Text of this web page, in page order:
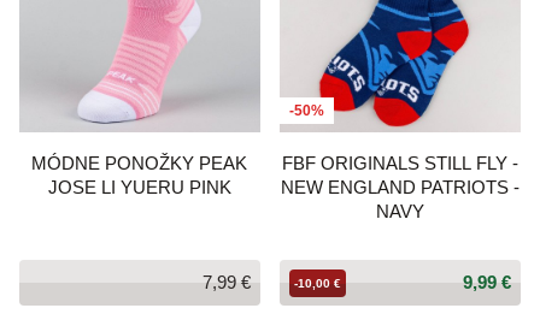
MÓDNE PONOŽKY PEAK
JOSE LI YUERU PINK
7,99 €
-50%
FBF ORIGINALS STILL FLY -
NEW ENGLAND PATRIOTS -
NAVY
9,99 €
-10,00 €